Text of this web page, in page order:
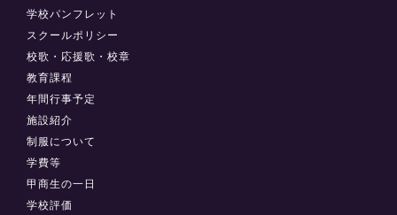
学校パンフレット
スクールポリシー
校歌・応援歌・校章
教育課程
年間行事予定
施設紹介
制服について
学費等
甲商生の一日
学校評価